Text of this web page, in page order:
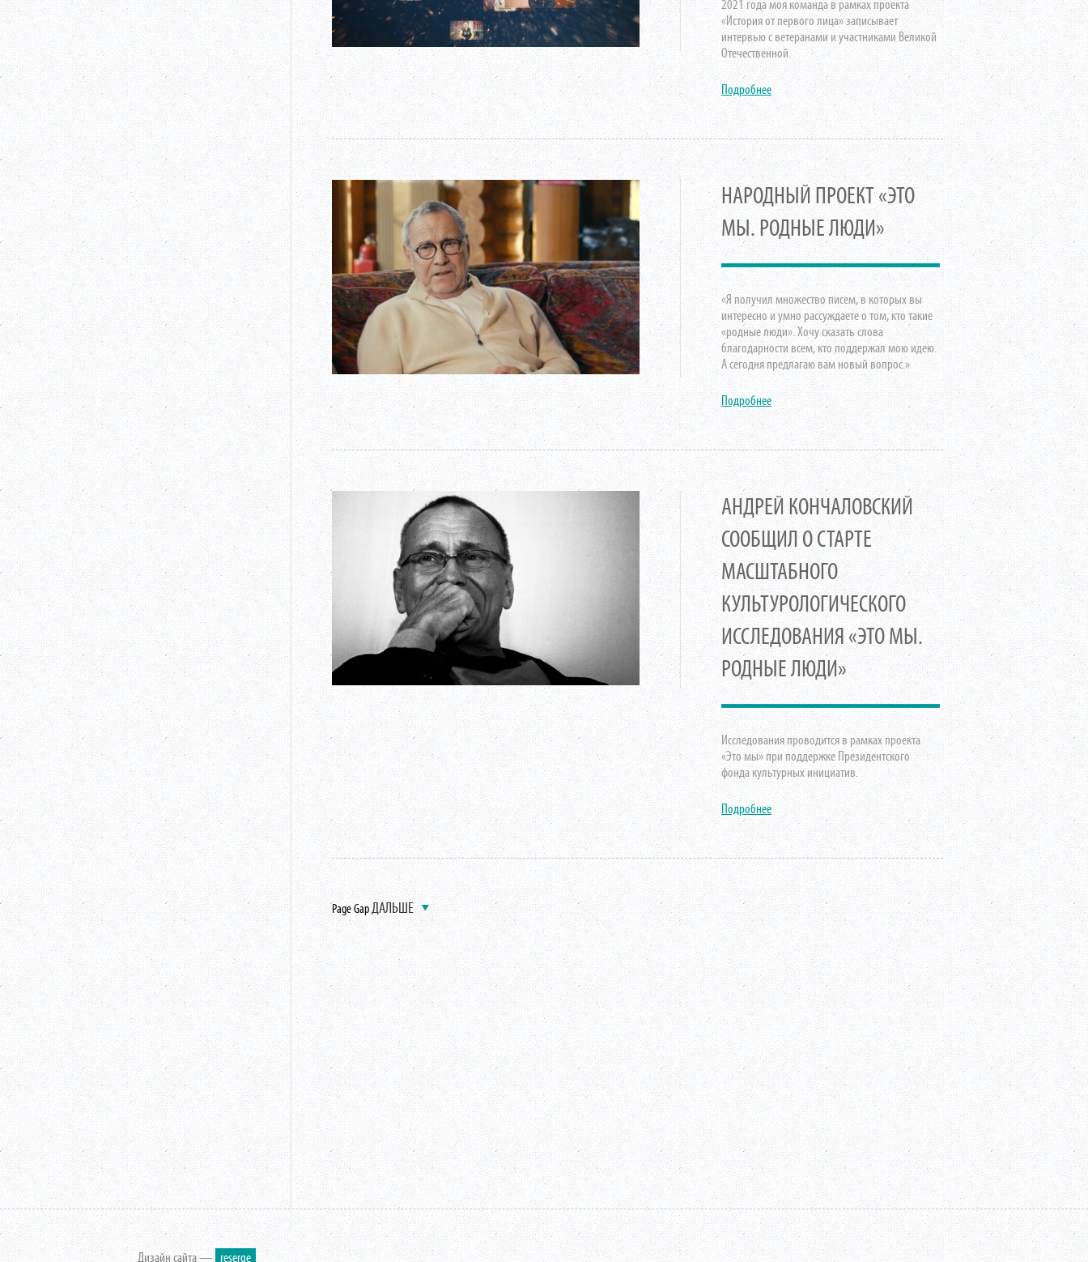
2021 года моя команда в рамках проекта
«История от первого лица» записывает
интервью с ветеранами и участниками Великой
Отечественной.
Подробнее
НАРОДНЫЙ ПРОЕКТ «ЭТО
МЫ. РОДНЫЕ ЛЮДИ»
«Я получил множество писем, в которых вы
интересно и умно рассуждаете о том, кто такие
«родные люди». Хочу сказать слова
благодарности всем, кто поддержал мою идею.
А сегодня предлагаю вам новый вопрос.»
Подробнее
АНДРЕЙ КОНЧАЛОВСКИЙ
СООБЩИЛ О СТАРТЕ
МАСШТАБНОГО
КУЛЬТУРОЛОГИЧЕСКОГО
ИССЛЕДОВАНИЯ «ЭТО МЫ.
РОДНЫЕ ЛЮДИ»
Исследования проводится в рамках проекта
«Это мы» при поддержке Президентского
фонда культурных инициатив.
Подробнее
Page GapДАЛЬШЕ
Дизайн сайта — reserge